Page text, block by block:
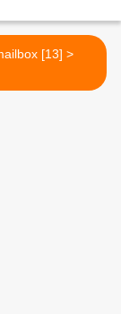
In my mailbox [13] >